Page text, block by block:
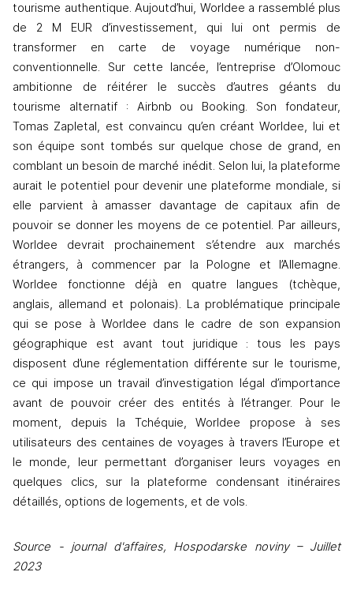
tourisme authentique. Aujoutd’hui, Worldee a rassemblé plus
de 2 M EUR d’investissement, qui lui ont permis de
transformer en carte de voyage numérique non-
conventionnelle. Sur cette lancée, l’entreprise d’Olomouc
ambitionne de réitérer le succès d’autres géants du
tourisme alternatif : Airbnb ou Booking. Son fondateur,
Tomas Zapletal, est convaincu qu’en créant Worldee, lui et
son équipe sont tombés sur quelque chose de grand, en
comblant un besoin de marché inédit. Selon lui, la plateforme
aurait le potentiel pour devenir une plateforme mondiale, si
elle parvient à amasser davantage de capitaux afin de
pouvoir se donner les moyens de ce potentiel. Par ailleurs,
Worldee devrait prochainement s’étendre aux marchés
étrangers, à commencer par la Pologne et l’Allemagne.
Worldee fonctionne déjà en quatre langues (tchèque,
anglais, allemand et polonais). La problématique principale
qui se pose à Worldee dans le cadre de son expansion
géographique est avant tout juridique : tous les pays
disposent d’une réglementation différente sur le tourisme,
ce qui impose un travail d’investigation légal d’importance
avant de pouvoir créer des entités à l’étranger. Pour le
moment, depuis la Tchéquie, Worldee propose à ses
utilisateurs des centaines de voyages à travers l’Europe et
le monde, leur permettant d’organiser leurs voyages en
quelques clics, sur la plateforme condensant itinéraires
détaillés, options de logements, et de vols.
Source - journal d'affaires, Hospodarske noviny – Juillet
2023